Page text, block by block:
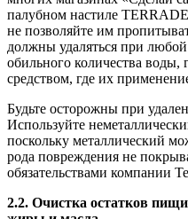
палубном настиле
не позволяйте им
должны удаляться при
обильного количества
средством, где их
Будьте осторожны при
Используйте
поскольку металлический
рода повреждения не
обязательствами компании
2.2. Очистка остатков